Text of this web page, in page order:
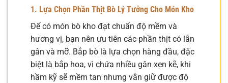
1. Lựa Chọn Phần Thịt Bò Lý Tưởng Cho Món Kho
Để có món bò kho đạt chuẩn độ mềm và
hương vị, bạn nên ưu tiên các phần thịt có lẫn
gân và mỡ. Bắp bò là lựa chọn hàng đầu, đặc
biệt là bắp hoa, vì chứa nhiều gân xen kẽ, khi
hầm kỹ sẽ mềm tan nhưng vẫn giữ được độ